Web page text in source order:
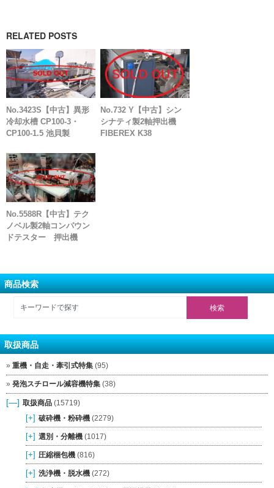
RELATED POSTS
No.3423S【中古】異形
冷却水槽 CP100-3・
CP100-1.5 池貝製
No.732 Y【中古】シン
シナティ製2軸押出機
FIBEREX K38
No.5588R【中古】テク
ノベル製2軸コンパウン
ドテスター 押出機
商品検索
取扱商品
重機・自走・牽引式特集 (95)
発泡スチロール減容機特集 (38)
[—] 取扱商品 (15719)
[+] 破砕機・粉砕機 (2279)
[+] 選別・分離機 (1017)
[+] 圧縮梱包機 (816)
[+] 洗浄機・脱水機 (272)